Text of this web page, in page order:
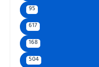
95
617
168
504